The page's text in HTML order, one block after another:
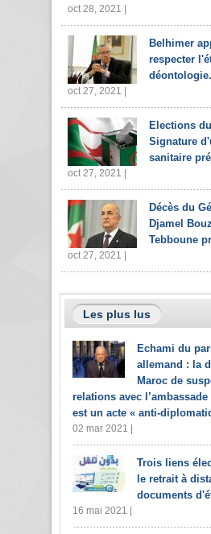
oct 28, 2021 |
Belhimer
respecter
oct 27, 2021 |
Elections
Signature
sanitaire
oct 27, 2021 |
Décès du
Djamel
Tebboune
oct 27, 2021 |
Les plus lus
Echami du
allemand : la
Maroc de
relations avec l’ambassade
est un acte « anti-
02 mar 2021 |
Trois liens
le retrait à
documents
16 mai 2021 |